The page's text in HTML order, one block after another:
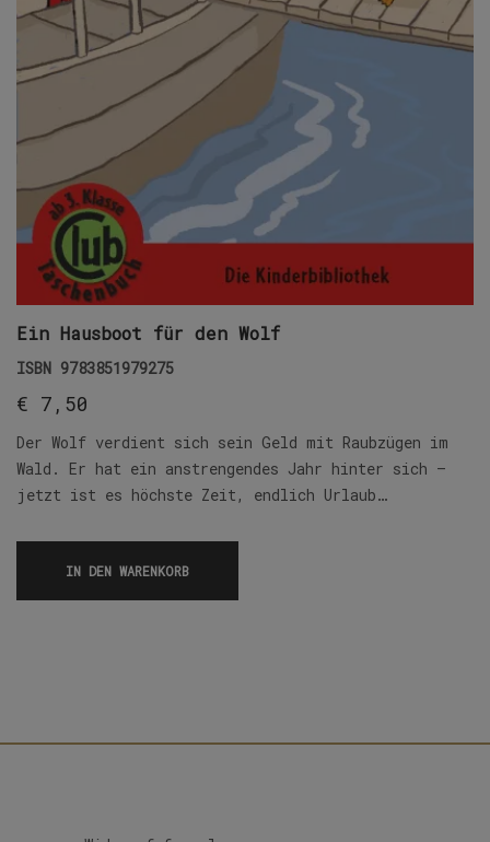
Ein Hausboot für den Wolf
ISBN 9783851979275
€ 7,50
Der Wolf verdient sich sein Geld mit Raubzügen im
Wald. Er hat ein anstrengendes Jahr hinter sich –
jetzt ist es höchste Zeit, endlich Urlaub…
IN DEN WARENKORB